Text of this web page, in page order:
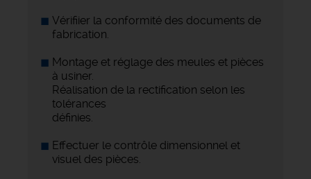
Vérifiier la conformité des documents de
fabrication.
Montage et réglage des meules et pièces
à usiner.
Réalisation de la rectification selon les
tolérances
définies.
Effectuer le contrôle dimensionnel et
visuel des pièces.